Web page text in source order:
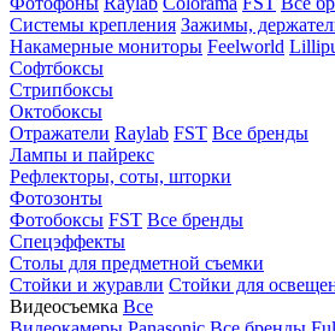
Системы крепления Зажимы,
Накамерные мониторы Feelworld
Софтбоксы
Стрипбоксы
Октобоксы
Отражатели Raylab FST Все бренды
Лампы и пайрекс
Рефлекторы, соты, шторки
Фотозонты
Фотобоксы FST Все бренды
Спецэффекты
Столы для предметной съемки
Стойки и журавли Стойки для
Видеосъемка Все